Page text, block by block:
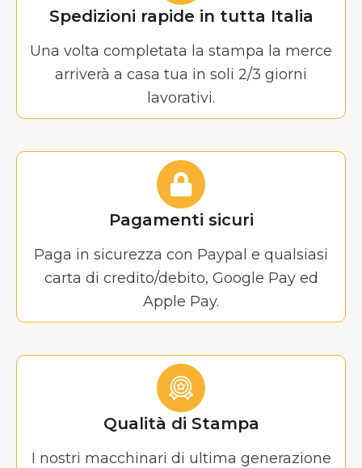
Spedizioni rapide in tutta Italia
Una volta completata la stampa la merce
arriverà a casa tua in soli 2/3 giorni
lavorativi.
Pagamenti sicuri
Paga in sicurezza con Paypal e qualsiasi
carta di credito/debito, Google Pay ed
Apple Pay.
Qualità di Stampa
I nostri macchinari di ultima generazione